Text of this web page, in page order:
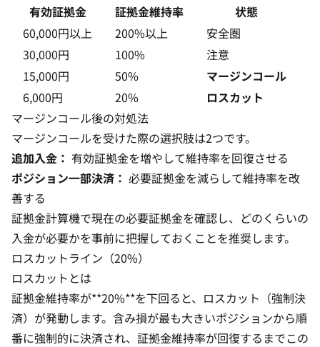
有効証拠金
証拠金維持率
状態
60,000円以上
200%以上
安全圏
30,000円
100%
注意
15,000円
50%
マージンコール
6,000円
20%
ロスカット
マージンコール後の対処法
マージンコールを受けた際の選択肢は2つです。
追加入金： 有効証拠金を増やして維持率を回復させる
ポジション一部決済： 必要証拠金を減らして維持率を改
善する
証拠金計算機で現在の必要証拠金を確認し、どのくらいの
入金が必要かを事前に把握しておくことを推奨します。
ロスカットライン（20%）
ロスカットとは
証拠金維持率が**20%**を下回ると、ロスカット（強制決
済）が発動します。含み損が最も大きいポジションから順
番に強制的に決済され、証拠金維持率が回復するまでこの